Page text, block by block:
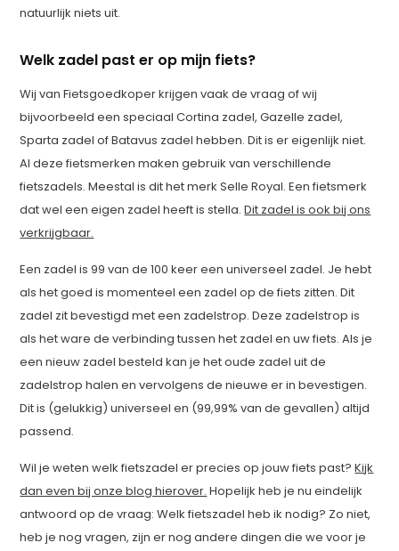
natuurlijk niets uit.
Welk zadel past er op mijn fiets?
Wij van Fietsgoedkoper krijgen vaak de vraag of wij
bijvoorbeeld een speciaal Cortina zadel, Gazelle zadel,
Sparta zadel of Batavus zadel hebben. Dit is er eigenlijk niet.
Al deze fietsmerken maken gebruik van verschillende
fietszadels. Meestal is dit het merk Selle Royal. Een fietsmerk
dat wel een eigen zadel heeft is stella.Dit zadel is ook bij ons
verkrijgbaar.
Een zadel is 99 van de 100 keer een universeel zadel. Je hebt
als het goed is momenteel een zadel op de fiets zitten. Dit
zadel zit bevestigd met een zadelstrop. Deze zadelstrop is
als het ware de verbinding tussen het zadel en uw fiets. Als je
een nieuw zadel besteld kan je het oude zadel uit de
zadelstrop halen en vervolgens de nieuwe er in bevestigen.
Dit is (gelukkig) universeel en (99,99% van de gevallen) altijd
passend.
Wil je weten welk fietszadel er precies op jouw fiets past?Kijk
dan even bij onze blog hierover. Hopelijk heb je nu eindelijk
antwoord op de vraag: Welk fietszadel heb ik nodig? Zo niet,
heb je nog vragen, zijn er nog andere dingen die we voor je